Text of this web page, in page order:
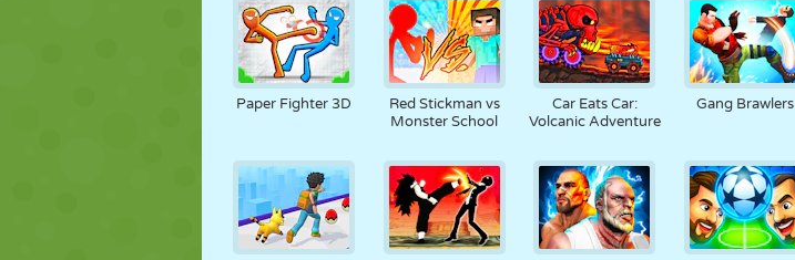
Paper Fighter 3D
Red Stickman vs
Monster School
Car Eats Car:
Volcanic Adventure
Gang Brawlers